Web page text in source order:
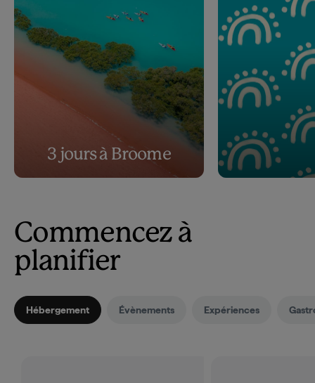
3 jours à Broome
Commencez à
planifier
Hébergement Évènements Expériences